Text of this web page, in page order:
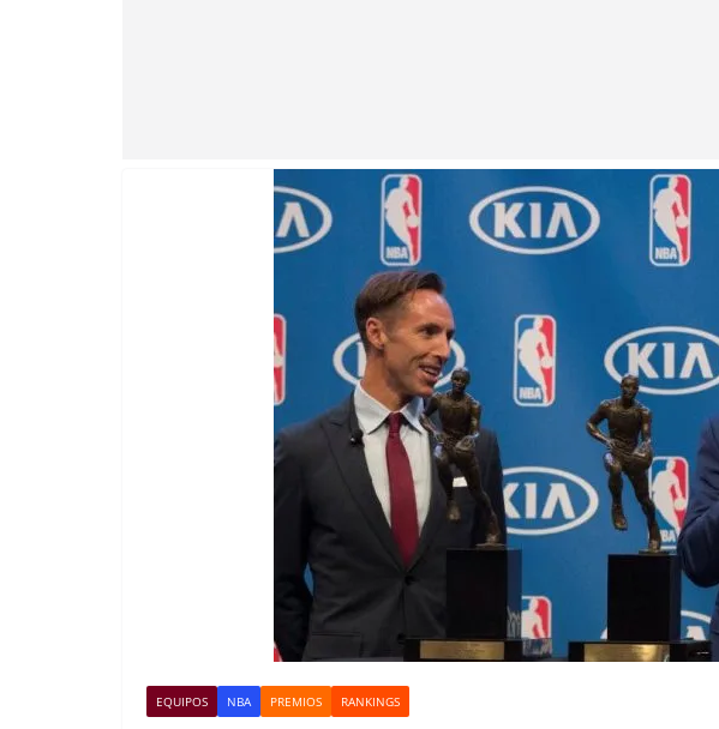
EQUIPOS NBA PREMIOS RANKINGS